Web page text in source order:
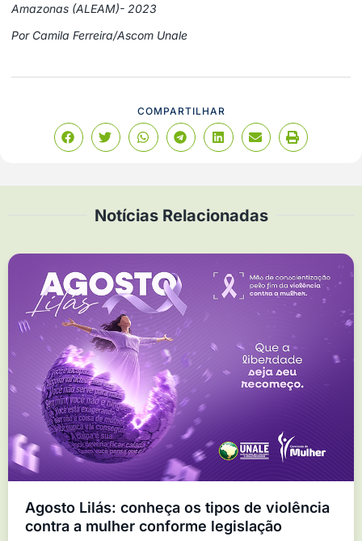
Amazonas (ALEAM)- 2023
Por Camila Ferreira/Ascom Unale
COMPARTILHAR
Notícias Relacionadas
Agosto Lilás: conheça os tipos de violência
contra a mulher conforme legislação